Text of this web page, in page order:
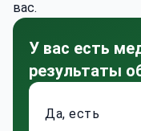
вас.
У вас есть
результаты
Да, есть